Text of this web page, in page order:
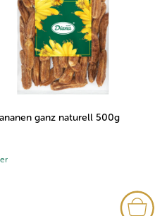
ganz naturell 500g